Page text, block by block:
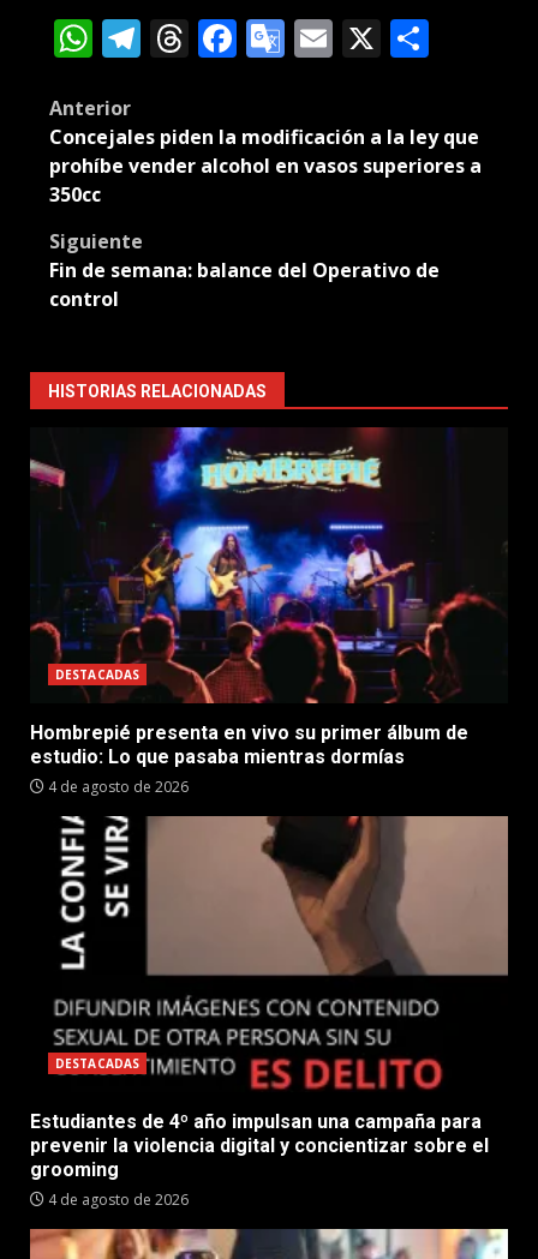
WhatsApp
Telegram
Threads
Facebook
Google
Translate
Email
X
Post
navigation
Anterior
Concejales piden la modificación a la ley que
prohíbe vender alcohol en vasos superiores a
350cc
Siguiente
Fin de semana: balance del Operativo de
control
HISTORIAS RELACIONADAS
DESTACADAS
Hombrepié presenta en vivo su primer álbum de
estudio: Lo que pasaba mientras dormías
4 de agosto de 2026
DESTACADAS
Estudiantes de 4º año impulsan una campaña para
prevenir la violencia digital y concientizar sobre el
grooming
4 de agosto de 2026